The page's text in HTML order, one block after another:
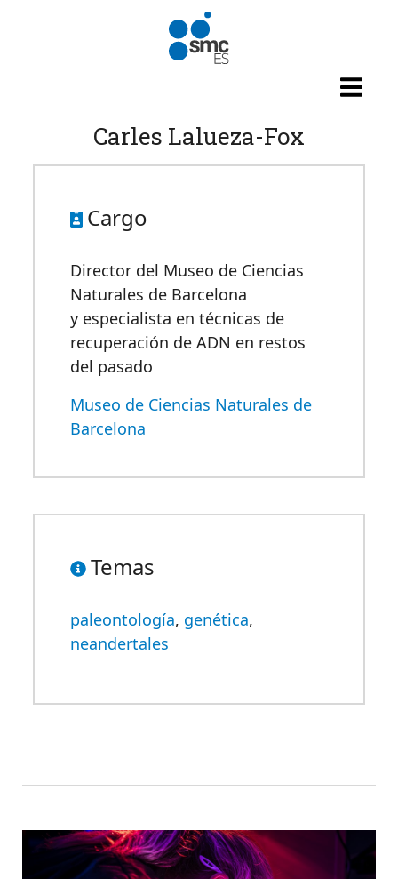
Pasar al contenido principal
Carles Lalueza-Fox
Cargo
Director del Museo de Ciencias
Naturales de Barcelona
y especialista en técnicas de
recuperación de ADN en restos
del pasado
Museo de Ciencias Naturales de
Barcelona
Temas
paleontología, genética,
neandertales